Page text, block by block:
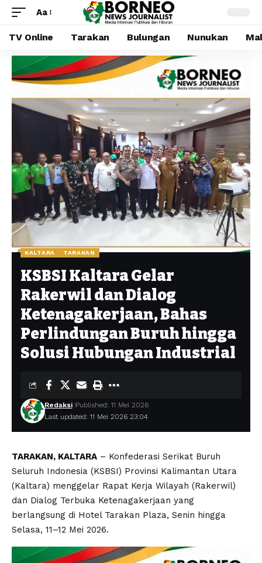
Aa
TV Online Tarakan Bulungan Nunukan
KALTARA TARAKAN
KSBSI Kaltara Gelar
Rakerwil dan Dialog
Ketenagakerjaan, Bahas
Perlindungan Buruh hingga
Solusi Hubungan Industrial
Last updated: 11 Mei 2026 23:04
Redaksi Published: 11 Mei 2026
TARAKAN, KALTARA – Konfederasi Serikat Buruh
Seluruh Indonesia (KSBSI) Provinsi Kalimantan Utara
(Kaltara) menggelar Rapat Kerja Wilayah (Rakerwil)
dan Dialog Terbuka Ketenagakerjaan yang
berlangsung di Hotel Tarakan Plaza, Senin hingga
Selasa, 11–12 Mei 2026.